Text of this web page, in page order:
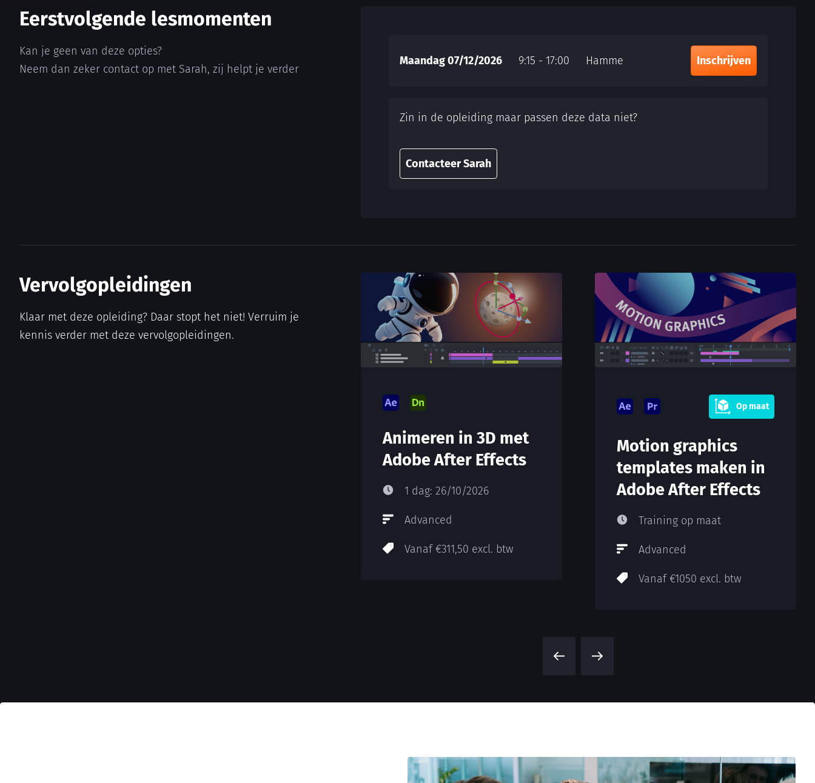
Eerstvolgende lesmomenten
Kan je geen van deze opties?
Neem dan zeker contact op met Sarah, zij helpt je verder
Maandag 07/12/2026 9:15 - 17:00 Hamme Inschrijven
Zin in de opleiding maar passen deze data niet?
Contacteer Sarah
Vervolgopleidingen
Klaar met deze opleiding? Daar stopt het niet! Verruim je
kennis verder met deze vervolgopleidingen.
Animeren in 3D met
Adobe After Effects
1 dag: 26/10/2026
Advanced
Vanaf €311,50 excl. btw
Op maat
Motion graphics
templates maken in
Adobe After Effects
Training op maat
Advanced
Vanaf €1050 excl. btw